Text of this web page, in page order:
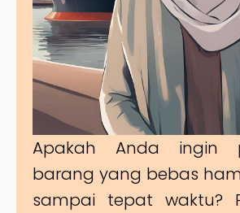
Apakah Anda ingin
barang yang bebas
sampai tepat waktu?